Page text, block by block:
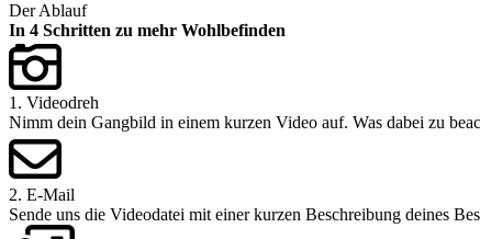
Der Ablauf
In 4 Schritten zu mehr Wohlbefinden
1. Videodreh
Nimm dein Gangbild in einem kurzen Video auf. Was dabei zu
2. E-Mail
Sende uns die Videodatei mit einer kurzen Beschreibung deines